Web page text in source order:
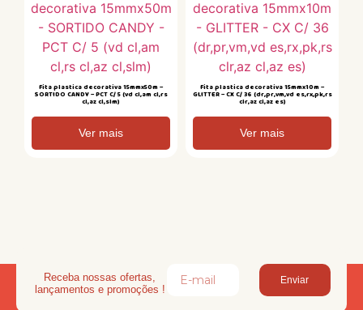
Fita plastica decorativa 15mmx50m –
SORTIDO CANDY – PCT C/ 5 (vd cl,am cl,rs
cl,az cl,slm)
Ver mais
Fita plastica decorativa 15mmx10m –
GLITTER – CX C/ 36 (dr,pr,vm,vd es,rx,pk,rs
clr,az cl,az es)
Ver mais
Receba nossas ofertas,
lançamentos e promoções !
Enviar